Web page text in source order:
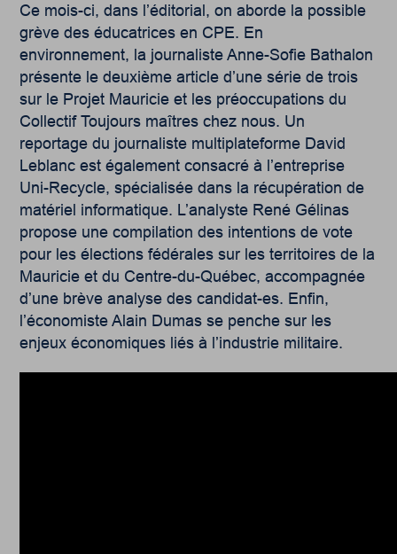
Ce mois-ci, dans l’éditorial, on aborde la possible
grève des éducatrices en CPE. En
environnement, la journaliste Anne-Sofie Bathalon
présente le deuxième article d’une série de trois
sur le Projet Mauricie et les préoccupations du
Collectif Toujours maîtres chez nous. Un
reportage du journaliste multiplateforme David
Leblanc est également consacré à l’entreprise
Uni-Recycle, spécialisée dans la récupération de
matériel informatique. L’analyste René Gélinas
propose une compilation des intentions de vote
pour les élections fédérales sur les territoires de la
Mauricie et du Centre-du-Québec, accompagnée
d’une brève analyse des candidat-es. Enfin,
l’économiste Alain Dumas se penche sur les
enjeux économiques liés à l’industrie militaire.